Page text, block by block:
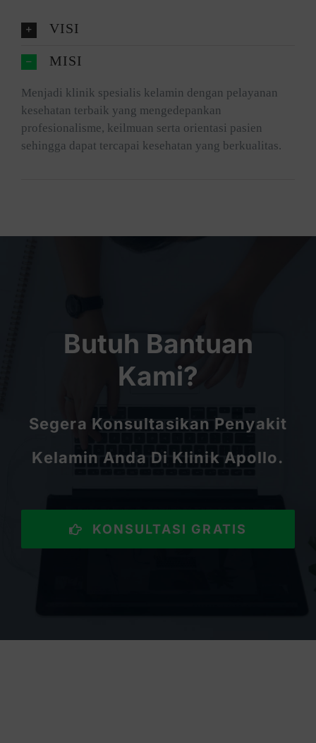
VISI
MISI
Menjadi klinik spesialis kelamin dengan pelayanan
kesehatan terbaik yang mengedepankan
profesionalisme, keilmuan serta orientasi pasien
sehingga dapat tercapai kesehatan yang berkualitas.
Butuh Bantuan
Kami?
Segera Konsultasikan Penyakit
Kelamin Anda Di Klinik Apollo.
KONSULTASI GRATIS